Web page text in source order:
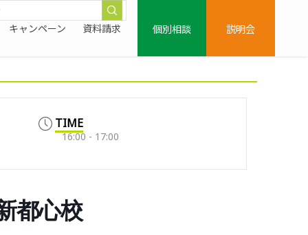
キャンペーン 資料請求
個別相談
説明会
TIME
16:00 - 17:00
都心校